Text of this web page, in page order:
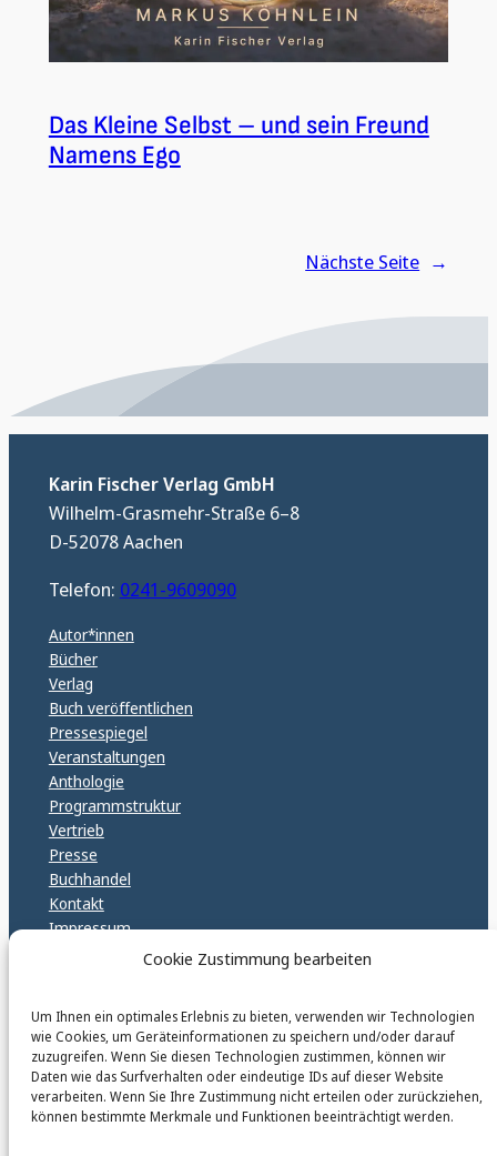
Cookie Zustimmung bearbeiten
Um Ihnen ein optimales Erlebnis zu bieten, verwenden wir Technologien
wie Cookies, um Geräteinformationen zu speichern und/oder darauf
zuzugreifen. Wenn Sie diesen Technologien zustimmen, können wir
Daten wie das Surfverhalten oder eindeutige IDs auf dieser Website
verarbeiten. Wenn Sie Ihre Zustimmung nicht erteilen oder zurückziehen,
können bestimmte Merkmale und Funktionen beeinträchtigt werden.
Das Kleine Selbst – und sein Freund
Namens Ego
Nächste Seite →
Karin Fischer Verlag GmbH
Wilhelm-Grasmehr-Straße 6–8
D-52078 Aachen
Telefon: 0241-9609090
Autor*innen
Bücher
Verlag
Buch veröffentlichen
Pressespiegel
Veranstaltungen
Anthologie
Programmstruktur
Vertrieb
Presse
Buchhandel
Kontakt
Impressum
karinfischerverlag_ac
@karinfischerverlag_ac